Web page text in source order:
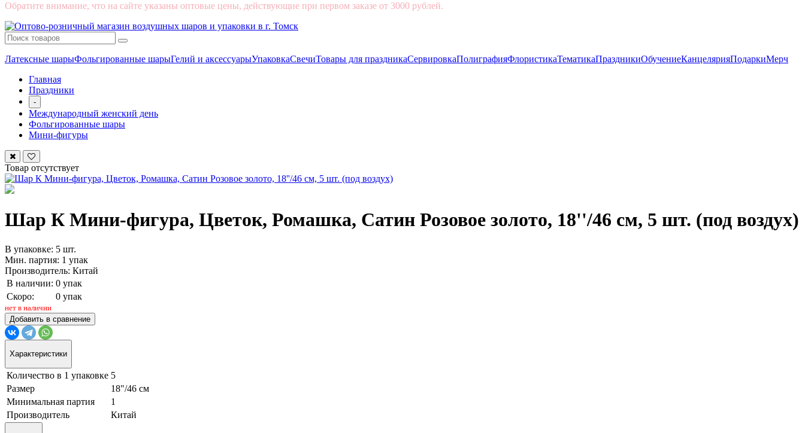
Обратите внимание, что на сайте указаны оптовые цены, действующие при первом заказе от 3000 рублей.
Латексные шарыФольгированные шарыГелий и аксессуарыУпаковкаСвечиТовары для праздникаСервировкаПолиграфияФлористикаТематикаПраздникиОбучениеКанцелярияПодаркиМерч
Главная
Праздники
-
Международный женский день
Фольгированные шары
Мини-фигуры
Товар отсутствует
Шар К Мини-фигура, Цветок, Ромашка, Сатин Розовое золото, 18''/46 см, 5 шт. (под воздух)
В упаковке: 5 шт.
Мин. партия: 1 упак
Производитель: Китай
В наличии: 0 упак
Скоро:
0 упак
нет в наличии
Добавить в сравнение
Характеристики
Количество в 1 упаковке 5
Размер
18"/46 см
Минимальная партия
1
Производитель
Китай